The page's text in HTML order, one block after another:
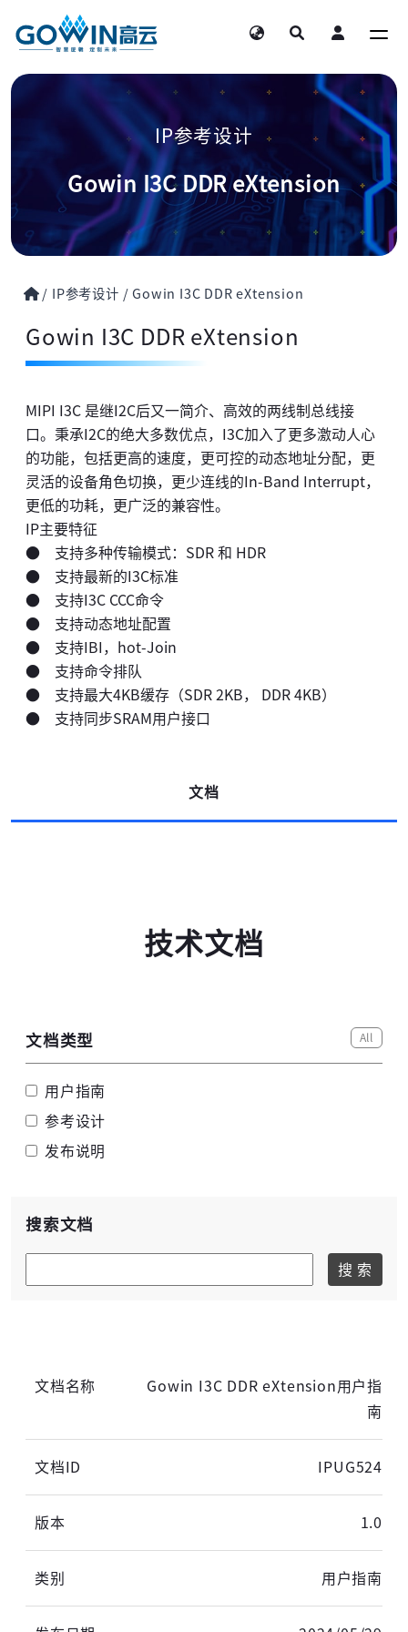
IP参考设计
Gowin I3C DDR eXtension
/ IP参考设计 /Gowin I3C DDR eXtension
Gowin I3C DDR eXtension
MIPI I3C 是继I2C后又一简介、高效的两线制总线接
口。秉承I2C的绝大多数优点，I3C加入了更多激动人心
的功能，包括更高的速度，更可控的动态地址分配，更
灵活的设备角色切换，更少连线的In-Band Interrupt，
更低的功耗，更广泛的兼容性。
IP主要特征
● 支持多种传输模式：SDR 和 HDR
● 支持最新的I3C标准
● 支持I3C CCC命令
● 支持动态地址配置
● 支持IBI，hot-Join
● 支持命令排队
● 支持最大4KB缓存（SDR 2KB， DDR 4KB）
● 支持同步SRAM用户接口
文档
技术文档
文档类型 All
用户指南
参考设计
发布说明
搜索文档
搜 索
Gowin I3C DDR eXtension用户指
南
IPUG524
1.0
用户指南